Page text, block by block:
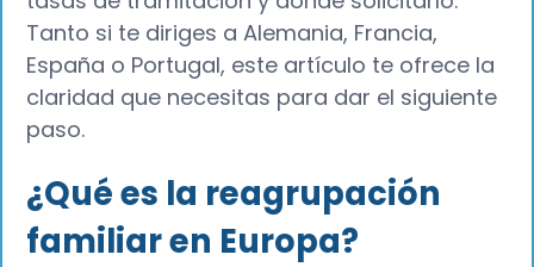
Tanto si te diriges a Alemania, Francia,
España o Portugal, este artículo te ofrece la
claridad que necesitas para dar el siguiente
paso.
¿Qué es la reagrupación
familiar en Europa?